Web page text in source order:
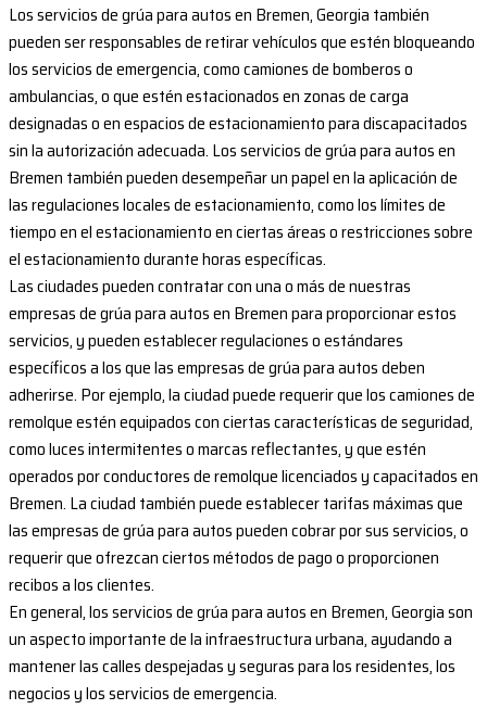
Los servicios de grúa para autos en Bremen, Georgia también
pueden ser responsables de retirar vehículos que estén bloqueando
los servicios de emergencia, como camiones de bomberos o
ambulancias, o que estén estacionados en zonas de carga
designadas o en espacios de estacionamiento para discapacitados
sin la autorización adecuada. Los servicios de grúa para autos en
Bremen también pueden desempeñar un papel en la aplicación de
las regulaciones locales de estacionamiento, como los límites de
tiempo en el estacionamiento en ciertas áreas o restricciones sobre
el estacionamiento durante horas específicas.
Las ciudades pueden contratar con una o más de nuestras
empresas de grúa para autos en Bremen para proporcionar estos
servicios, y pueden establecer regulaciones o estándares
específicos a los que las empresas de grúa para autos deben
adherirse. Por ejemplo, la ciudad puede requerir que los camiones de
remolque estén equipados con ciertas características de seguridad,
como luces intermitentes o marcas reflectantes, y que estén
operados por conductores de remolque licenciados y capacitados en
Bremen. La ciudad también puede establecer tarifas máximas que
las empresas de grúa para autos pueden cobrar por sus servicios, o
requerir que ofrezcan ciertos métodos de pago o proporcionen
recibos a los clientes.
En general, los servicios de grúa para autos en Bremen, Georgia son
un aspecto importante de la infraestructura urbana, ayudando a
mantener las calles despejadas y seguras para los residentes, los
negocios y los servicios de emergencia.